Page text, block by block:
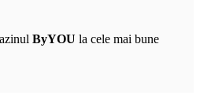
ByYOU la cele mai bune